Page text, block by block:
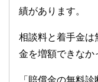
績があります。
相談料と着手金は
金を増額できなか
「賠償金の無料